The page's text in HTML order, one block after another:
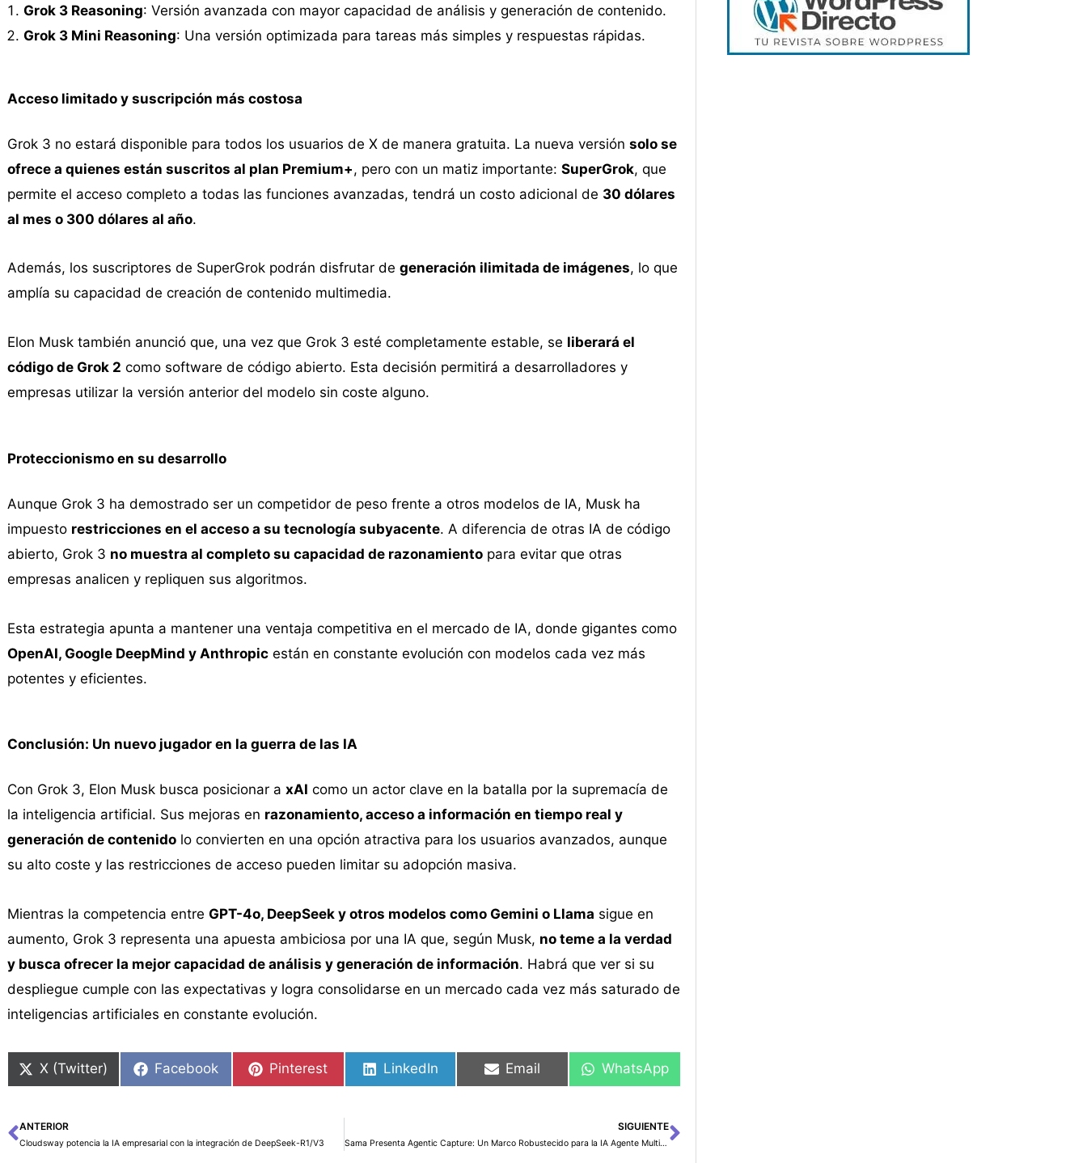
Grok 3 Reasoning: Versión avanzada con mayor capacidad de análisis y generación de contenido.
Grok 3 Mini Reasoning: Una versión optimizada para tareas más simples y respuestas rápidas.
Acceso limitado y suscripción más costosa
Grok 3 no estará disponible para todos los usuarios de X de manera gratuita. La nueva versión solo se
ofrece a quienes están suscritos al plan Premium+, pero con un matiz importante: SuperGrok, que
permite el acceso completo a todas las funciones avanzadas, tendrá un costo adicional de 30 dólares
al mes o 300 dólares al año.
Además, los suscriptores de SuperGrok podrán disfrutar de generación ilimitada de imágenes, lo que
amplía su capacidad de creación de contenido multimedia.
Elon Musk también anunció que, una vez que Grok 3 esté completamente estable, se liberará el
código de Grok 2 como software de código abierto. Esta decisión permitirá a desarrolladores y
empresas utilizar la versión anterior del modelo sin coste alguno.
Proteccionismo en su desarrollo
Aunque Grok 3 ha demostrado ser un competidor de peso frente a otros modelos de IA, Musk ha
impuesto restricciones en el acceso a su tecnología subyacente. A diferencia de otras IA de código
abierto, Grok 3 no muestra al completo su capacidad de razonamientopara evitar que otras
empresas analicen y repliquen sus algoritmos.
Esta estrategia apunta a mantener una ventaja competitiva en el mercado de IA, donde gigantes como
OpenAI, Google DeepMind y Anthropicestán en constante evolución con modelos cada vez más
potentes y eficientes.
Conclusión: Un nuevo jugador en la guerra de las IA
Con Grok 3, Elon Musk busca posicionar a xAI como un actor clave en la batalla por la supremacía de
la inteligencia artificial. Sus mejoras en razonamiento, acceso a información en tiempo real y
generación de contenidolo convierten en una opción atractiva para los usuarios avanzados, aunque
su alto coste y las restricciones de acceso pueden limitar su adopción masiva.
Mientras la competencia entre GPT-4o, DeepSeek y otros modelos como Gemini o Llama sigue en
aumento, Grok 3 representa una apuesta ambiciosa por una IA que, según Musk, no teme a la verdad
y busca ofrecer la mejor capacidad de análisis y generación de información. Habrá que ver si su
despliegue cumple con las expectativas y logra consolidarse en un mercado cada vez más saturado de
inteligencias artificiales en constante evolución.
X (Twitter) Facebook Pinterest LinkedIn Email WhatsApp
Ant
ANTERIOR
Cloudsway potencia la IA empresarial con la integración de DeepSeek-R1/V3
SIGUIENTE
Sama Presenta Agentic Capture: Un Marco Robustecido para la IA Agente Multi-ModalSiguiente